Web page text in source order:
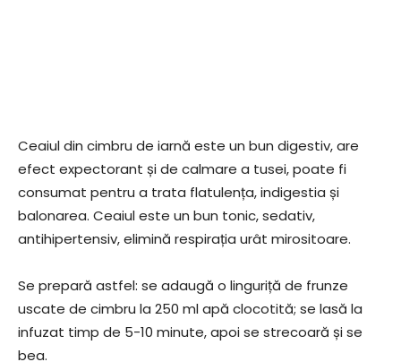
Ceaiul din cimbru de iarnă este un bun digestiv, are
efect expectorant și de calmare a tusei, poate fi
consumat pentru a trata flatulența, indigestia și
balonarea. Ceaiul este un bun tonic, sedativ,
antihipertensiv, elimină respirația urât mirositoare.
Se prepară astfel: se adaugă o linguriță de frunze
uscate de cimbru la 250 ml apă clocotită; se lasă la
infuzat timp de 5-10 minute, apoi se strecoară și se
bea.